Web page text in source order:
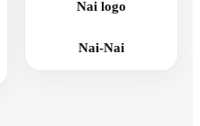
Nai-Nai